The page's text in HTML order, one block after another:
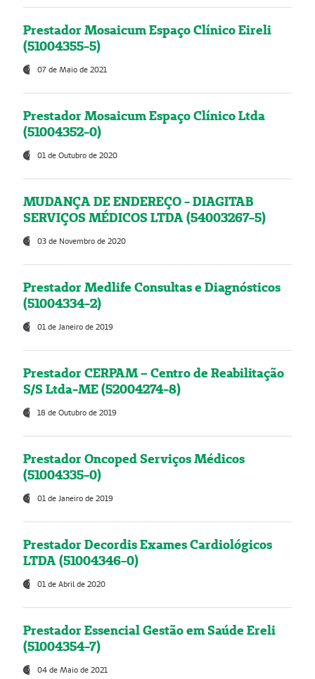
Prestador Mosaicum Espaço Clínico Eireli
(51004355-5)
07 de Maio de 2021
Prestador Mosaicum Espaço Clínico Ltda
(51004352-0)
01 de Outubro de 2020
MUDANÇA DE ENDEREÇO - DIAGITAB
SERVIÇOS MÉDICOS LTDA (54003267-5)
03 de Novembro de 2020
Prestador Medlife Consultas e Diagnósticos
(51004334-2)
01 de Janeiro de 2019
Prestador CERPAM – Centro de Reabilitação
S/S Ltda-ME (52004274-8)
18 de Outubro de 2019
Prestador Oncoped Serviços Médicos
(51004335-0)
01 de Janeiro de 2019
Prestador Decordis Exames Cardiológicos
LTDA (51004346-0)
01 de Abril de 2020
Prestador Essencial Gestão em Saúde Ereli
(51004354-7)
04 de Maio de 2021